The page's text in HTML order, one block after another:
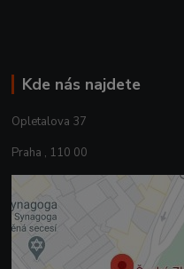
Kde nás najdete
Opletalova 37
Praha , 110 00